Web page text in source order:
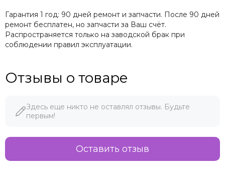
Гарантия 1 год: 90 дней ремонт и запчасти. После 90 дней
ремонт бесплатен, но запчасти за Ваш счёт.
Распространяется только на заводской брак при
соблюдении правил эксплуатации.
Отзывы о товаре
Здесь еще никто не оставлял отзывы. Будьте
первым!
Оставить отзыв